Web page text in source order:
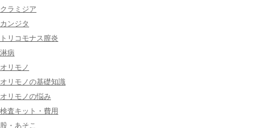
クラミジア
カンジタ
トリコモナス膣炎
淋病
オリモノ
オリモノの基礎知識
オリモノの悩み
検査キット・費用
股・あそこ